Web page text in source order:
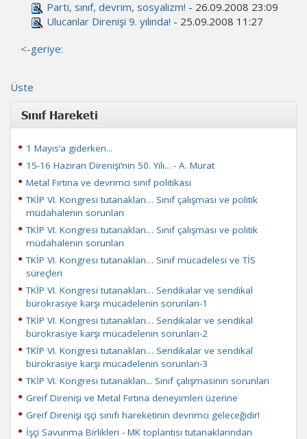
Parti, sınıf, devrim, sosyalizm! - 26.09.2008 23:09
Ulucanlar Direnişi 9. yılında! - 25.09.2008 11:27
<-geriye:
Üste
Sınıf Hareketi
1 Mayıs’a giderken...
15-16 Haziran Direnişi’nin 50. Yılı... - A. Murat
Metal Fırtına ve devrimci sınıf politikası
TKİP VI. Kongresi tutanakları… Sınıf çalışması ve politik
müdahalenin sorunları
TKİP VI. Kongresi tutanakları… Sınıf çalışması ve politik
müdahalenin sorunları
TKİP VI. Kongresi tutanakları… Sınıf mücadelesi ve TİS
süreçleri
TKİP VI. Kongresi tutanakları… Sendikalar ve sendikal
bürokrasiye karşı mücadelenin sorunları-1
TKİP VI. Kongresi tutanakları… Sendikalar ve sendikal
bürokrasiye karşı mücadelenin sorunları-2
TKİP VI. Kongresi tutanakları… Sendikalar ve sendikal
bürokrasiye karşı mücadelenin sorunları-3
TKİP VI. Kongresi tutanakları... Sınıf çalışmasının sorunları
Greif Direnişi ve Metal Fırtına deneyimleri üzerine
Greif Direnişi işçi sınıfı hareketinin devrimci geleceğidir!
İşçi Savunma Birlikleri - MK toplantısı tutanaklarından